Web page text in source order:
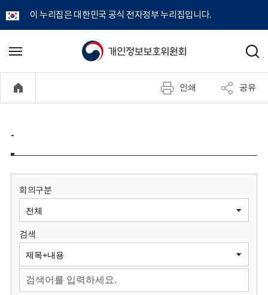
이 누리집은 대한민국 공식 전자정부 누리집입니다.
개
정
보
원
회
메
기
검
인쇄 공유
-
회의구분
검색